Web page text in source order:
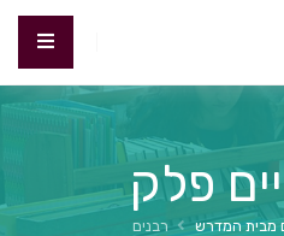
פלק
מבית המדרש רבנים